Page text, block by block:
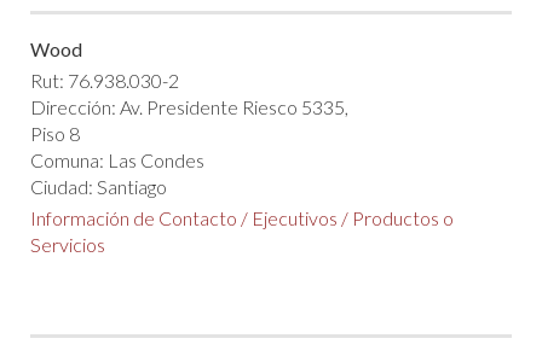
Wood
Rut: 76.938.030-2
Dirección: Av. Presidente Riesco 5335,
Piso 8
Comuna: Las Condes
Ciudad: Santiago
Información de Contacto / Ejecutivos / Productos o
Servicios